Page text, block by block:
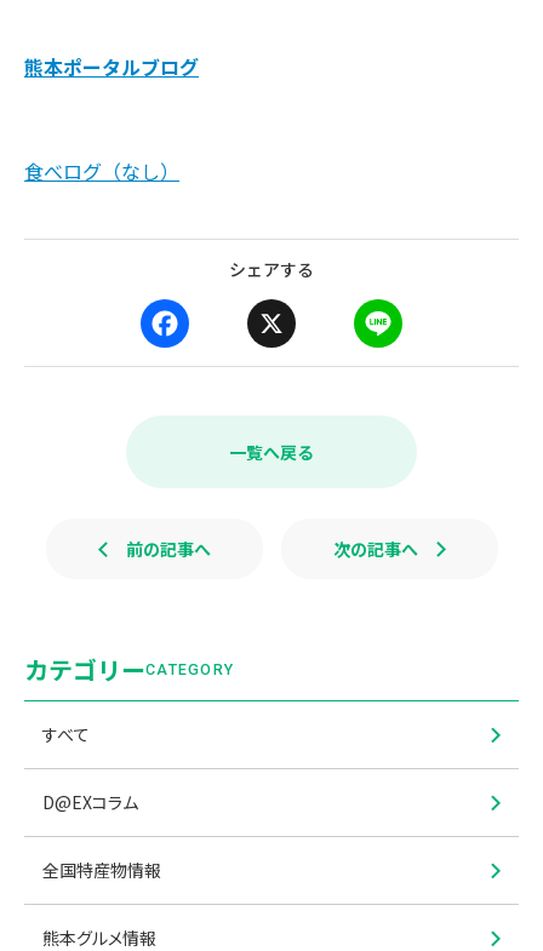
熊本ポータルブログ
食べログ（なし）
シェアする
a
e
k
i
e
一覧へ戻る
前の記事へ 次の記事へ
カテゴリーCATEGORY
すべて
D@EXコラム
全国特産物情報
熊本グルメ情報